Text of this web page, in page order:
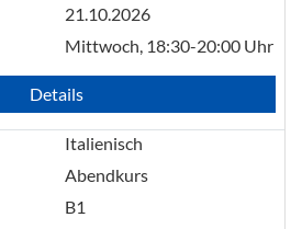
21.10.2026
Mittwoch, 18:30-20:00 Uhr
Details
Italienisch
Abendkurs
B1